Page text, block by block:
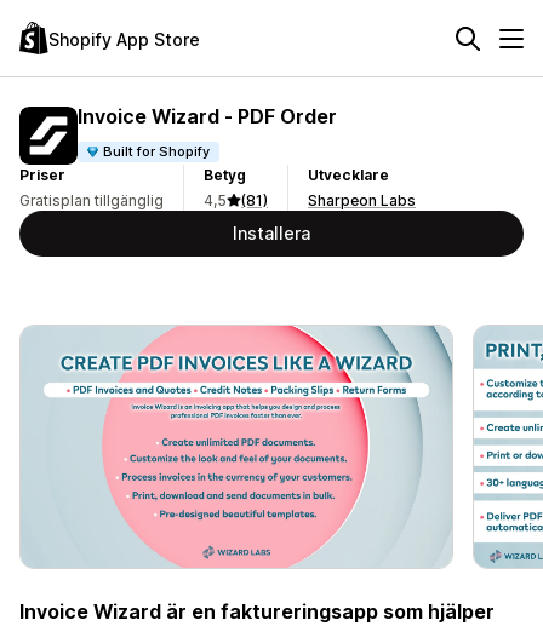
Shopify App Store
Invoice Wizard ‑ PDF Order
Built for Shopify
Priser
Gratisplan tillgänglig
Betyg
4,5
(81)
Utvecklare
Sharpeon Labs
Installera
Invoice Wizard är en faktureringsapp som hjälper